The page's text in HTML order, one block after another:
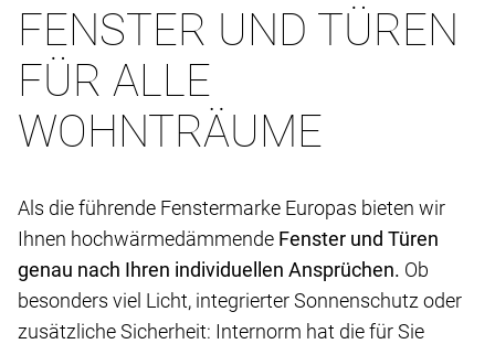
FENSTER UND TÜREN
FÜR ALLE
WOHNTRÄUME
Als die führende Fenstermarke Europas bieten wir
Ihnen hochwärmedämmende Fenster und Türen
genau nach Ihren individuellen Ansprüchen. Ob
besonders viel Licht, integrierter Sonnenschutz oder
zusätzliche Sicherheit: Internorm hat die für Sie